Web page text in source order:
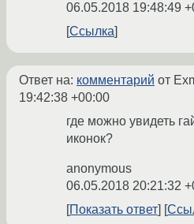
06.05.2018 19:48:49
Ссылка
Ответ на: комментарий от
19:42:38 +00:00
где можно увидеть
иконок?
anonymous
06.05.2018 20:21:32
Показать ответ